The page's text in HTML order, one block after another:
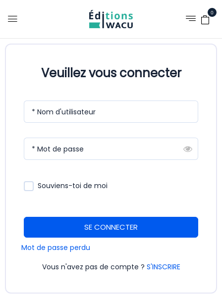
0
Veuillez vous connecter
* Nom d'utilisateur
* Mot de passe
Souviens-toi de moi
SE CONNECTER
Mot de passe perdu
Vous n'avez pas de compte ? S'INSCRIRE